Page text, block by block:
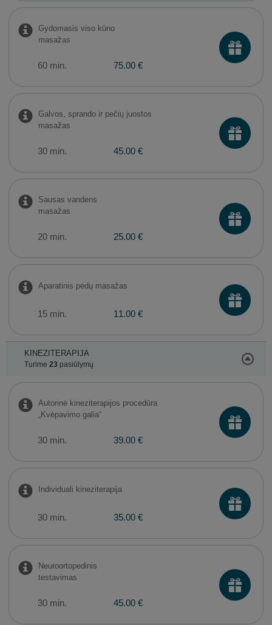
Gydomasis viso kūno
masažas
60 min. 75.00 €
Galvos, sprando ir pečių juostos
masažas
30 min. 45.00 €
Sausas vandens
masažas
20 min. 25.00 €
Aparatinis pėdų masažas
15 min. 11.00 €
KINEZITERAPIJA
Turime 23 pasiūlymų
Autorinė kineziterapijos procedūra
„Kvėpavimo galia“
30 min. 39.00 €
Individuali kineziterapija
30 min. 35.00 €
Neuroortopedinis
testavimas
30 min. 45.00 €